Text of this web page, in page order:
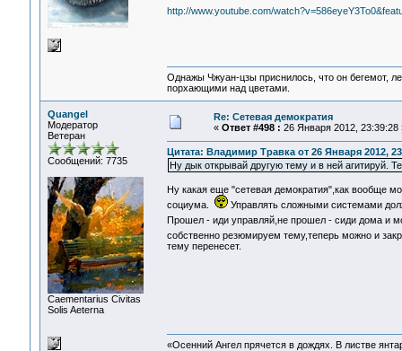
http://www.youtube.com/
Однажы Чжуан-цзы приснилось, что он бегемот,
порхающими над цветами.
Quangel
Модератор
Ветеран
Сообщений: 7735
Сaementarius Civitas
Solis Aeterna
Re: Сетевая демократия
« Ответ #498 : 26 Января 2012, 23:39:28
Цитата: Владимир Травка от 26 Января 2012,
Ну дык открывай другую тему и в ней агитируй.
Ну какая еще "сетевая демократия",как вообще
социума.
Управлять сложными системами
Прошел - иди управляй,не прошел - сиди дома и
собственно резюмируем тему,теперь можно и
тему перенесет.
«Осенний Ангел прячется в дождях. В листве